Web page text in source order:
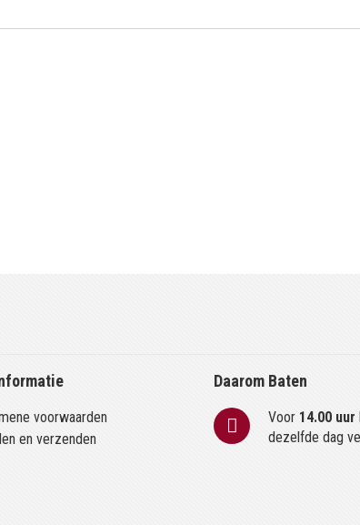
voorwaarden
en verzenden
Daarom Baten
Voor 14.00 uur
dezelfde dag